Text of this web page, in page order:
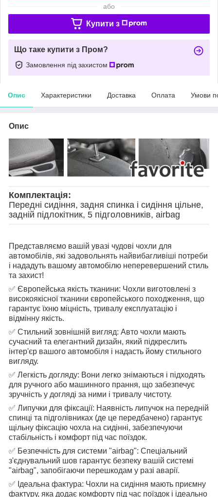
або
Купити з
Що таке купити з Пром?
Замовлення під захистом
Опис Характеристики Доставка Оплата Умови
Опис
Комплектація:
Передні сидіння, задня спинка і сидіння цільне,
задній підлокітник, 5 підголовників, airbag
Представляємо вашій увазі чудові чохли для
автомобілів, які задовольнять найвибагливіші потреби
і нададуть вашому автомобілю неперевершений стиль
та захист!
✅ Європейська якість тканини: Чохли виготовлені з
високоякісної тканини європейського походження, що
гарантує їхню міцність, тривалу експлуатацію і
відмінну якість.
✅ Стильний зовнішній вигляд: Авто чохли мають
сучасний та елегантний дизайн, який підкреслить
інтер'єр вашого автомобіля і надасть йому стильного
вигляду.
✅ Легкість догляду: Вони легко знімаються і підходять
для ручного або машинного прання, що забезпечує
зручність у догляді за ними і тривалу чистоту.
✅ Липучки для фіксації: Наявність липучок на передній
спинці та підголівниках (де це передбачено) гарантує
щільну фіксацію чохла на сидінні, забезпечуючи
стабільність і комфорт під час поїздок.
✅ Безпечність для системи "airbag": Спеціальний
з'єднувальний шов гарантує безпеку вашій системі
"airbag", запобігаючи перешкодам у разі аварії.
✅ Ідеальна фактура: Чохли на сидіння мають приємну
фактуру, яка додає комфорту під час поїздок і ідеально